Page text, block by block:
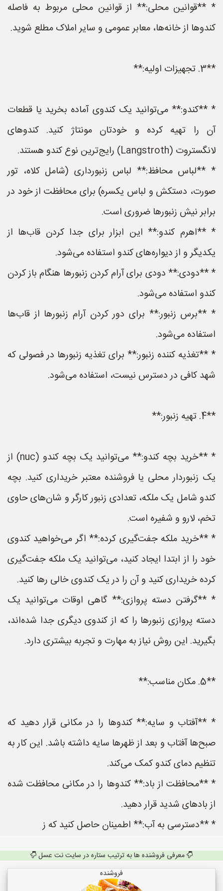
* **قوانین محلی:** از قوانین محلی مربوط به فاصله
کندوها از خانه‌ها، معابر عمومی و سایر املاک مطلع شوید.
**3. تجهیزات اولیه:**
* **کندو:** می‌توانید یک کندوی آماده بخرید یا قطعات
آن را تهیه کرده و خودتان مونتاژ کنید. کندوهای
لانگستروت (Langstroth) رایج‌ترین نوع کندو هستند.
* **لباس محافظ:** لباس زنبورداری (شامل کلاه، تور
صورت، دستکش و لباس یکسره) برای محافظت از خود در
برابر نیش زنبورها ضروری است.
* **اهرم کندو:** این ابزار برای جدا کردن قاب‌ها از
یکدیگر و از دیواره‌های کندو استفاده می‌شود.
* **دودی:** دودی برای آرام کردن زنبورها هنگام باز کردن
کندو استفاده می‌شود.
* **برس زنبور:** برای دور کردن آرام زنبورها از قاب‌ها
استفاده می‌شود.
* **تغذیه کننده زنبور:** برای تغذیه زنبورها در فصولی که
شهد کافی در دسترس نیست، استفاده می‌شود.
**4. تهیه زنبور:**
* **خرید بچه کندو:** می‌توانید یک بچه کندو (nuc) از
یک زنبوردار محلی یا فروشنده معتبر خریداری کنید. بچه
کندو شامل یک ملکه، تعدادی زنبور کارگر و شان‌های حاوی
تخم، لارو و شفیره است.
* **خرید ملکه جفت‌گیری کرده:** اگر می‌خواهید کندوی
خود را از ابتدا ایجاد کنید، می‌توانید یک ملکه جفت‌گیری
کرده خریداری کنید و آن را در یک کندوی خالی رها کنید.
* **گرفتن دسته پروازی:** گاهی اوقات می‌توانید یک
دسته پروازی زنبورها را که از کندوی دیگری جدا شده‌اند،
بگیرید. این روش نیاز به مهارت و تجربه بیشتری دارد.
**5. مکان مناسب:**
* **آفتاب و سایه:** کندوها را در مکانی قرار دهید که
صبح‌ها آفتاب و بعد از ظهرها سایه داشته باشد. این کار به
تنظیم دمای کندو کمک می‌کند.
* **محافظت از باد:** کندوها را در مکانی محافظت شده
از بادهای شدید قرار دهید.
* **دسترسی به آب:** اطمینان حاصل کنید که ز
معرفی فروشنده ها به ترتیب ستاره در سایت نت عسل
فروشنده